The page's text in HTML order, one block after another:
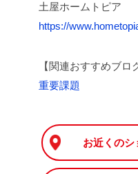
土屋ホームトピア
https://
【関連おすすめブロ
重要課題
お近くのシ